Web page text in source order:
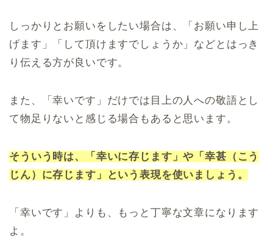
しっかりとお願いをしたい場合は、「お願い申し上
げます」「して頂けますでしょうか」などとはっき
り伝える方が良いです。
また、「幸いです」だけでは目上の人への敬語とし
て物足りないと感じる場合もあると思います。
そういう時は、「幸いに存じます」や「幸甚（こう
じん）に存じます」という表現を使いましょう。
「幸いです」よりも、もっと丁寧な文章になります
よ。